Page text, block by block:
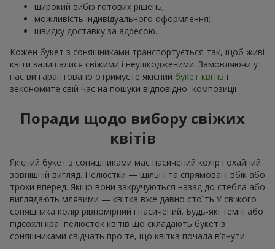
широкий вибір готових рішень;
можливість індивідуального оформлення;
швидку доставку за адресою.
Кожен букет з соняшниками транспортується так, щоб живі
квіти залишалися свіжими і неушкодженими. Замовляючи у
нас ви гарантовано отримуєте якісний букет квітів і
зекономите свій час на пошуки відповідної композиції.
Поради щодо вибору свіжих
квітів
Якісний букет з соняшниками має насичений колір і охайний
зовнішній вигляд. Пелюстки — щільні та спрямовані вбік або
трохи вперед. Якщо вони закручуються назад до стебла або
виглядають млявими — квітка вже давно стоїть.У свіжого
соняшника колір рівномірний і насичений. Будь-які темні або
підсохлі краї пелюсток квітів що складають букет з
соняшниками свідчать про те, що квітка почала в’янути.